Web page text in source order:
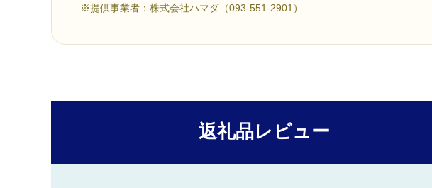
※提供事業者：株式会社ハマダ（093-551-2901）
返礼品レビュー